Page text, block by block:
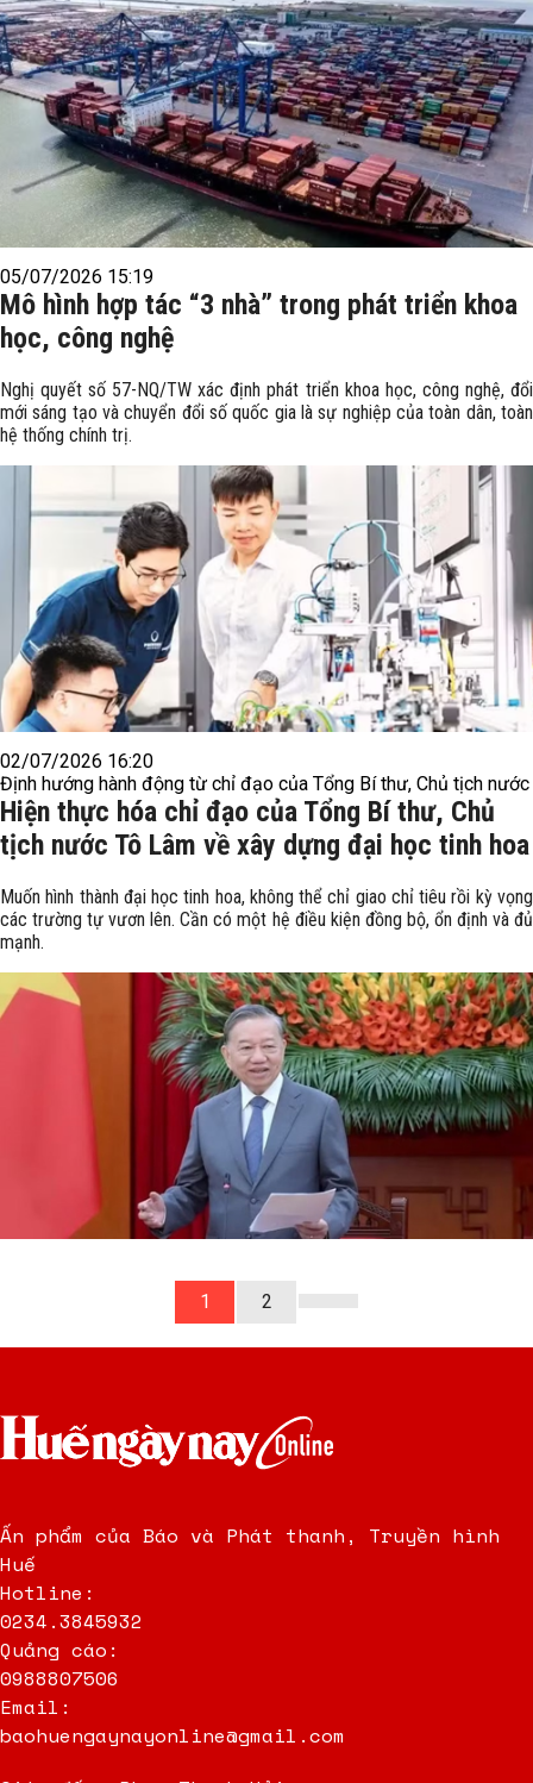
05/07/2026 15:19
Mô hình hợp tác “3 nhà” trong phát triển khoa
học, công nghệ
Nghị quyết số 57-NQ/TW xác định phát triển khoa học, công nghệ, đổi
mới sáng tạo và chuyển đổi số quốc gia là sự nghiệp của toàn dân, toàn
hệ thống chính trị.
02/07/2026 16:20
Định hướng hành động từ chỉ đạo của Tổng Bí thư, Chủ tịch nước
Hiện thực hóa chỉ đạo của Tổng Bí thư, Chủ
tịch nước Tô Lâm về xây dựng đại học tinh hoa
Muốn hình thành đại học tinh hoa, không thể chỉ giao chỉ tiêu rồi kỳ vọng
các trường tự vươn lên. Cần có một hệ điều kiện đồng bộ, ổn định và đủ
mạnh.
1 2
Ấn phẩm của Báo và Phát thanh, Truyền hình
Huế
Hotline:
0234.3845932
Quảng cáo:
0988807506
Email:
baohuengaynayonline@gmail.com